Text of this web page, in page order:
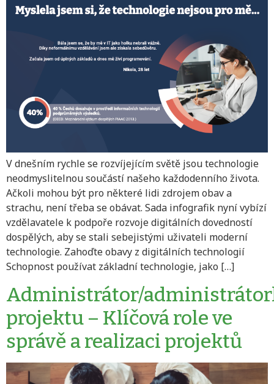
V dnešním rychle se rozvíjejícím světě jsou technologie
neodmyslitelnou součástí našeho každodenního života.
Ačkoli mohou být pro některé lidi zdrojem obav a
strachu, není třeba se obávat. Sada infografik nyní vybízí
vzdělavatele k podpoře rozvoje digitálních dovedností
dospělých, aby se stali sebejistými uživateli moderní
technologie. Zahoďte obavy z digitálních technologií
Schopnost používat základní technologie, jako […]
Administrátor/
projektu – Klíčová role ve
správě a realizaci projektů